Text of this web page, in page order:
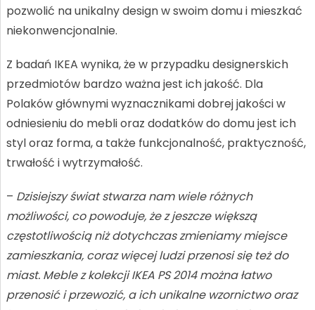
pozwolić na unikalny design w swoim domu i mieszkać
niekonwencjonalnie.
Z badań IKEA wynika, że w przypadku designerskich
przedmiotów bardzo ważna jest ich jakość. Dla
Polaków głównymi wyznacznikami dobrej jakości w
odniesieniu do mebli oraz dodatków do domu jest ich
styl oraz forma, a także funkcjonalność, praktyczność,
trwałość i wytrzymałość.
– Dzisiejszy świat stwarza nam wiele różnych
możliwości, co powoduje, że z jeszcze większą
częstotliwością niż dotychczas zmieniamy miejsce
zamieszkania, coraz więcej ludzi przenosi się też do
miast. Meble z kolekcji IKEA PS 2014 można łatwo
przenosić i przewozić, a ich unikalne wzornictwo oraz